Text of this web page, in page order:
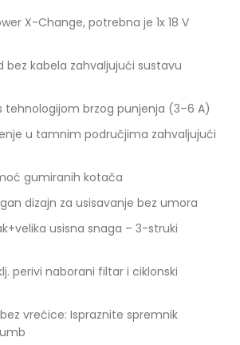
X-Change, potrebna je 1x 18 V
bez kabela zahvaljujući sustavu
tehnologijom brzog punjenja (3–6 A)
u tamnim područjima zahvaljujući
gumiranih kotača
dizajn za usisavanje bez umora
usisna snaga – 3-struki
perivi naborani filtar i ciklonski
vrećice: Ispraznite spremnik